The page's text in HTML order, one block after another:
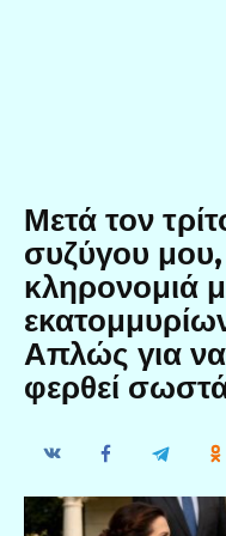
Μετά τον
συζύγου
κληρονομιά
Απλώς για
φερθεί